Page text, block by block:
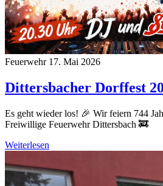
Feuerwehr 17. Mai 2026
Dittersbacher Dorffest
Es geht wieder los! 🎉 Wir feiern 744
Freiwillige Feuerwehr Dittersbach 🚒
Weiterlesen